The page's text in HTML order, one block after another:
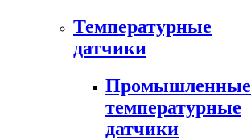
Температурные
датчики
Промышленные
температурные
датчики